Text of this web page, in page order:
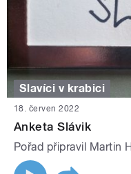
Slavíci v krabici
18. červen 2022
Anketa Slávik
Pořad připravil Martin